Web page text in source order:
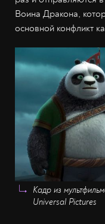
Воина Дракона,
основной конфликт
Кадр из
Universal Pictures